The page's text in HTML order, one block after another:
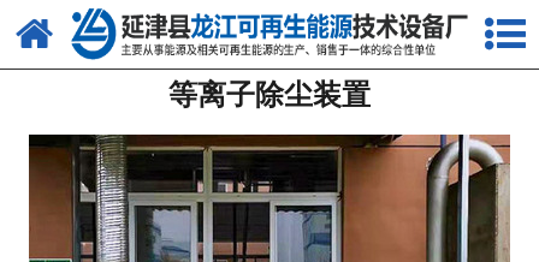
网站首页
关于我们
产品中心
等离子除尘装置